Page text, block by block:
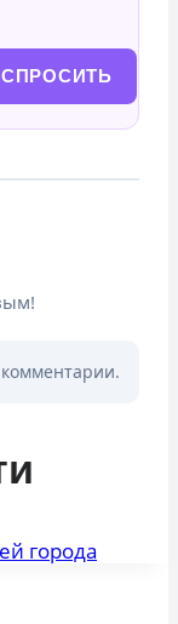
СПРОСИТЬ
города